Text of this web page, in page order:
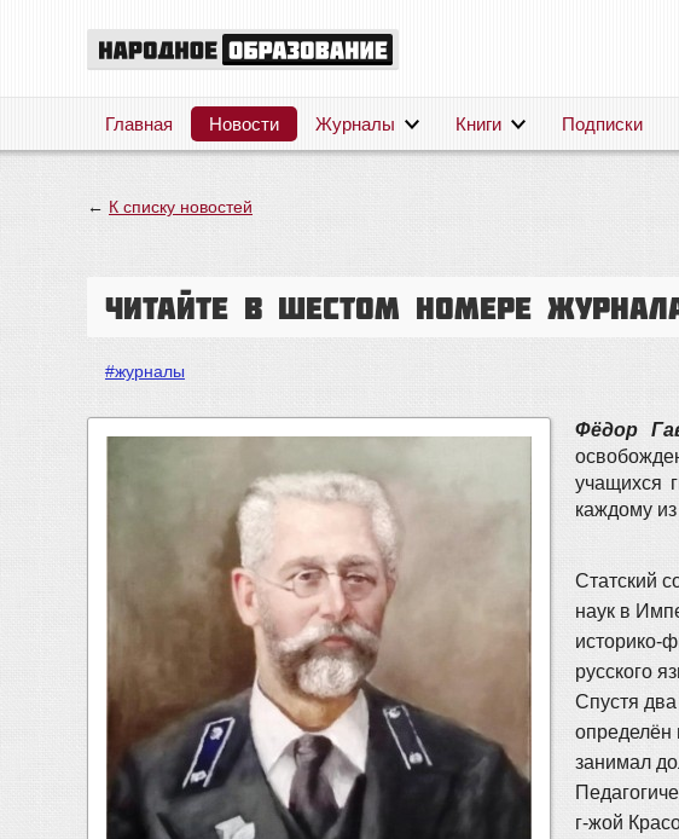
Главная Новости Журналы Книги Подписки
← К списку новостей
Читайте в шестом номере
#журналы
Фёдор
учащихся
каждому
Статский
наук в
историко-
русского
Спустя
определён
занимал
г-жой